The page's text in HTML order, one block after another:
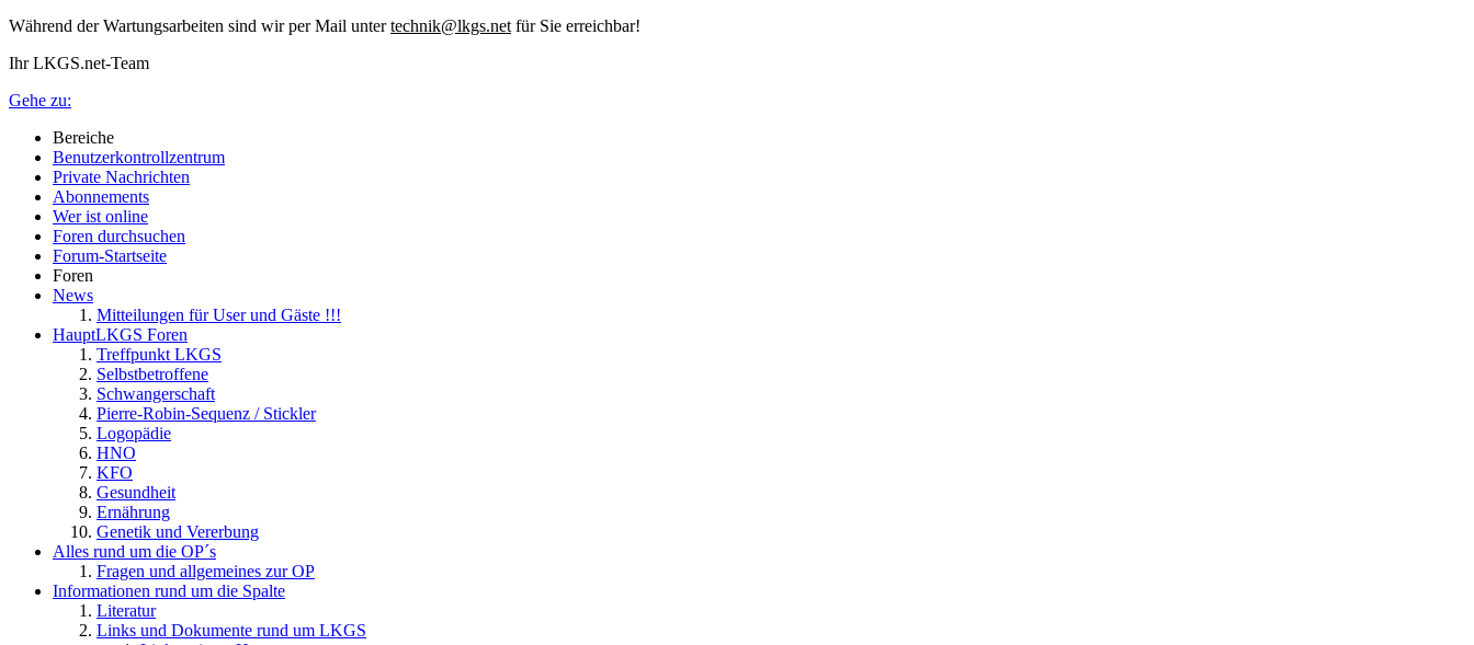
Während der Wartungsarbeiten sind wir per Mail untertechnik@lkgs.netfür Sie erreichbar!
Ihr LKGS.net-Team
Gehe zu:
Bereiche
Benutzerkontrollzentrum
Private Nachrichten
Abonnements
Wer ist online
Foren durchsuchen
Forum-Startseite
Foren
News
Mitteilungen für User und Gäste !!!
HauptLKGS Foren
Treffpunkt LKGS
Selbstbetroffene
Schwangerschaft
Pierre-Robin-Sequenz / Stickler
Logopädie
HNO
KFO
Gesundheit
Ernährung
Genetik und Vererbung
Alles rund um die OP´s
Fragen und allgemeines zur OP
Informationen rund um die Spalte
Literatur
Links und Dokumente rund um LKGS